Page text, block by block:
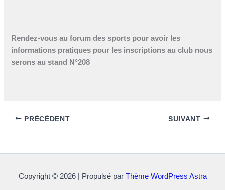
Rendez-vous au forum des sports pour avoir les
informations pratiques pour les inscriptions au club nous
serons au stand N°208
PRÉCÉDENT SUIVANT
Copyright © 2026 | Propulsé par Thème WordPress Astra